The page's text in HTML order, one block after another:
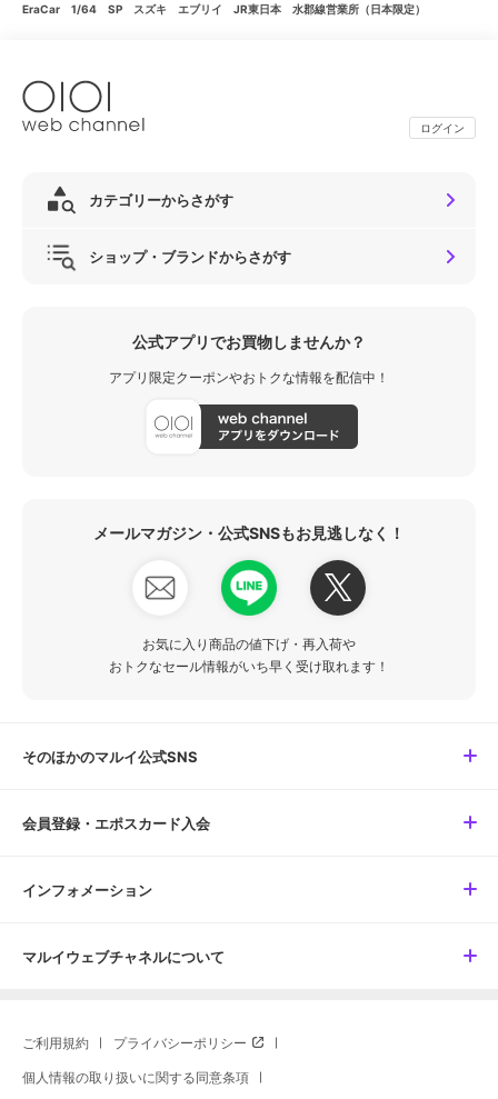
EraCar 1/64 SP スズキ エブリイ JR東日本 水郡線営業所（日本限定）
ログイン
カテゴリーからさがす
ショップ・ブランドからさがす
公式アプリでお買物しませんか？
アプリ限定クーポンやおトクな情報を配信中！
メールマガジン・公式SNSもお見逃しなく！
お気に入り商品の値下げ・再入荷や
おトクなセール情報がいち早く受け取れます！
そのほかのマルイ公式SNS
会員登録・エポスカード入会
インフォメーション
マルイウェブチャネルについて
ご利用規約 プライバシーポリシー
個人情報の取り扱いに関する同意条項